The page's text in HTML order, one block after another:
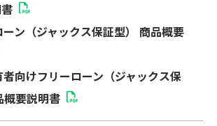
ン（ジャックス保証型） 商品概要
向けフリーローン（ジャックス保
概要説明書